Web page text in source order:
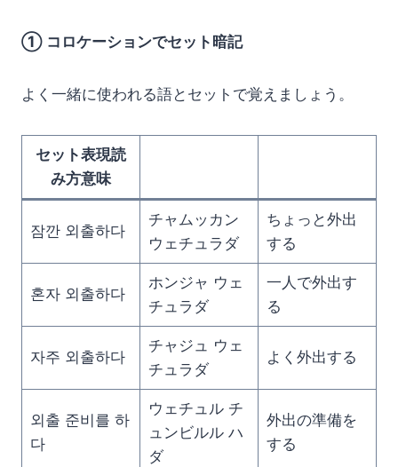
① コロケーションでセット暗記
よく一緒に使われる語とセットで覚えましょう。
セット表現読
み方意味
잠깐 외출하다
チャムッカン
ウェチュラダ
ちょっと外出
する
혼자 외출하다
ホンジャ ウェ
チュラダ
一人で外出す
る
자주 외출하다
チャジュ ウェ
チュラダ
よく外出する
외출 준비를 하
다
ウェチュル チ
ュンビルル ハ
ダ
外出の準備を
する